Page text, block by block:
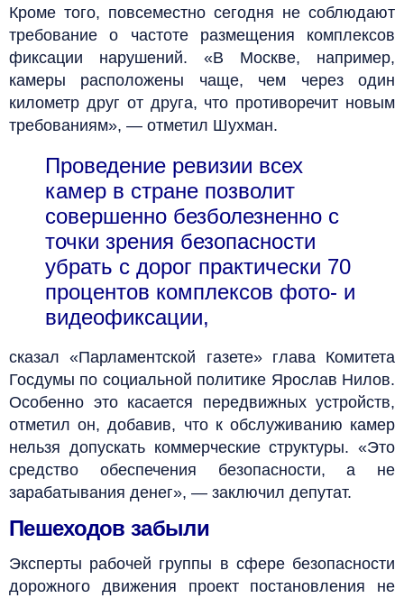
Кроме того, повсеместно сегодня не соблюдают
требование о частоте размещения комплексов
фиксации нарушений. «В Москве, например,
камеры расположены чаще, чем через один
километр друг от друга, что противоречит новым
требованиям», — отметил Шухман.
Проведение ревизии всех
камер в стране позволит
совершенно безболезненно с
точки зрения безопасности
убрать с дорог практически 70
процентов комплексов фото- и
видеофиксации,
сказал «Парламентской газете» глава Комитета
Госдумы по социальной политике Ярослав Нилов.
Особенно это касается передвижных устройств,
отметил он, добавив, что к обслуживанию камер
нельзя допускать коммерческие структуры. «Это
средство обеспечения безопасности, а не
зарабатывания денег», — заключил депутат.
Пешеходов забыли
Эксперты рабочей группы в сфере безопасности
дорожного движения проект постановления не